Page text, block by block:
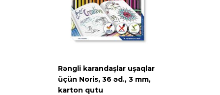
Rəngli karandaşlar uşaqlar
üçün Noris, 36 əd., 3 mm,
karton qutu